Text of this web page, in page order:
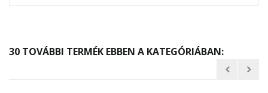
30 TOVÁBBI TERMÉK EBBEN A KATEGÓRIÁBAN: